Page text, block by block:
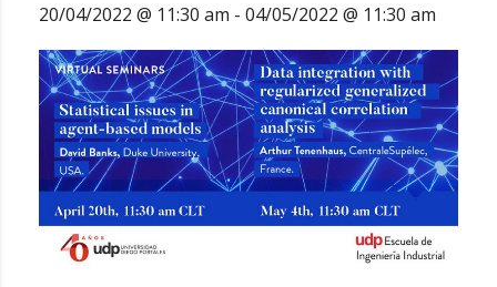
20/04/2022 @ 11:30 am - 04/05/2022 @ 11:30 am